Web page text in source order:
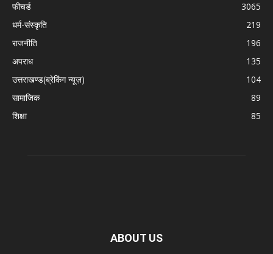
फीचर्ड
3065
धर्म-संस्कृति
219
राजनीति
196
अपराध
135
उत्तराखण्ड(ब्रेकिंग न्यूज़)
104
सामाजिक
89
शिक्षा
85
ABOUT US